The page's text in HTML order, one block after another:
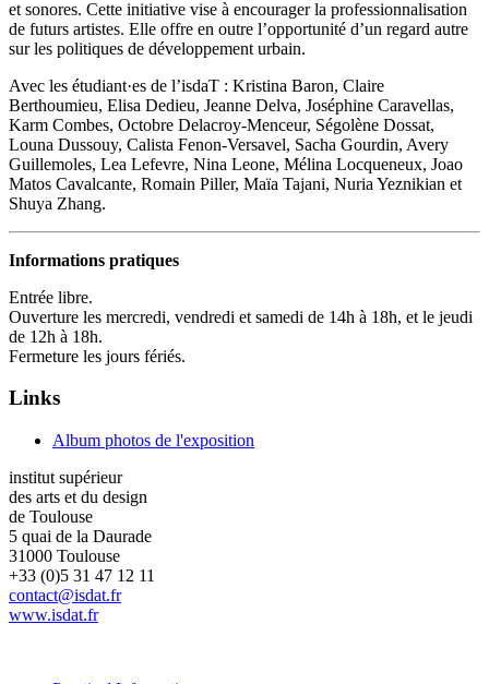
et sonores. Cette initiative vise à encourager la professionnalisation
de futurs artistes. Elle offre en outre l’opportunité d’un regard autre
sur les politiques de développement urbain.
Avec les étudiant·es de l’isdaT : Kristina Baron, Claire
Berthoumieu, Elisa Dedieu, Jeanne Delva, Joséphine Caravellas,
Karm Combes, Octobre Delacroy-Menceur, Ségolène Dossat,
Louna Dussouy, Calista Fenon-Versavel, Sacha Gourdin, Avery
Guillemoles, Lea Lefevre, Nina Leone, Mélina Locqueneux, Joao
Matos Cavalcante, Romain Piller, Maïa Tajani, Nuria Yeznikian et
Shuya Zhang.
Informations pratiques
Entrée libre.
Ouverture les mercredi, vendredi et samedi de 14h à 18h, et le jeudi
de 12h à 18h.
Fermeture les jours fériés.
Links
Album photos de l'exposition
institut supérieur
des arts et du design
de Toulouse
5 quai de la Daurade
31000 Toulouse
+33 (0)5 31 47 12 11
contact@isdat.fr
www.isdat.fr